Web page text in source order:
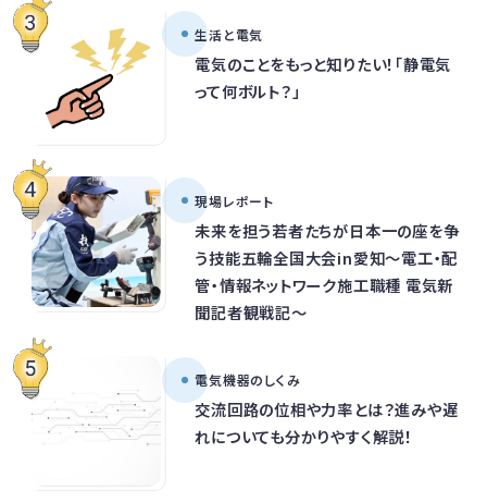
生活と電気
電気のことをもっと知りたい！「静電気
って何ボルト？」
現場レポート
未来を担う若者たちが日本一の座を争
う技能五輪全国大会in愛知～電工・配
管・情報ネットワーク施工職種 電気新
聞記者観戦記～
電気機器のしくみ
交流回路の位相や力率とは？進みや遅
れについても分かりやすく解説！